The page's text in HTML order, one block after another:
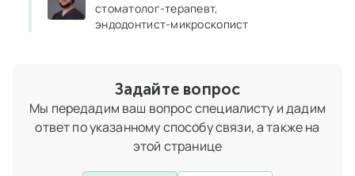
стоматолог-терапевт,
эндодонтист‑микроскопист
Задайте вопрос
Мы передадим ваш вопрос специалисту и дадим
ответ по указанному способу связи, а также на
этой странице